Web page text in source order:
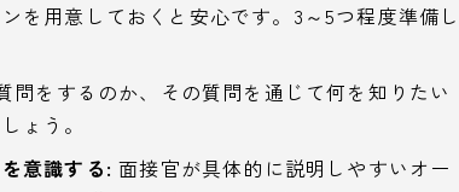
を用意しておくと安心です。3～5つ程度準備し
問をするのか、その質問を通じて何を知りたい
ょう。
意識する: 面接官が具体的に説明しやすいオー